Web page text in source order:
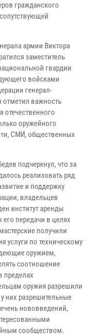
гражданского
армии Виктора
заместитель
гвардии
войсками
генерал-
отметил важность
отечественного
оружейного
СМИ, общественных
подчеркнул, что за
реализовать ряд
и поддержку
владельцев
институт аренды
передачи в целях
получили
услуги по техническому
оружием,
соотношение
пределах
оружия разрешили
них разрешительные
нововведений,
сообществом.